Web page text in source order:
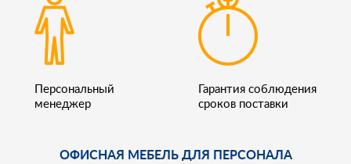
Персональный
менеджер
Гарантия соблюдения
сроков поставки
ОФИСНАЯ МЕБЕЛЬ ДЛЯ ПЕРСОНАЛА